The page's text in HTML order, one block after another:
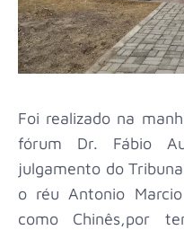
Foi realizado na
fórum Dr. Fábio
julgamento do
o réu Antonio
como Chinês,por